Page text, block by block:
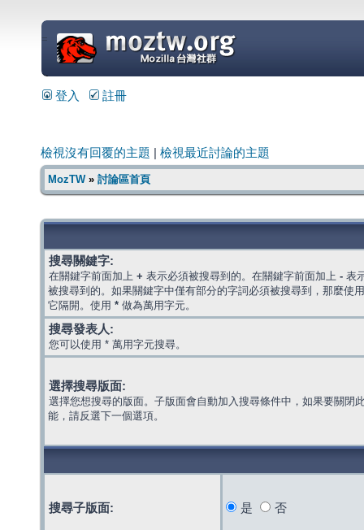
=
登入 註冊
檢視沒有回覆的主題 檢視最近討論的主題
MozTW» 討論區首頁
搜尋關鍵字:
在關鍵字前面加上 + 表示必須被搜尋到的。在關鍵字前面加上 - 表
被搜尋到的。如果關鍵字中僅有部分的字詞必須被搜尋到，那麼使
它隔開。使用 * 做為萬用字元。
搜尋發表人:
您可以使用 * 萬用字元搜尋。
選擇搜尋版面:
選擇您想搜尋的版面。子版面會自動加入搜尋條件中，如果要關閉
能，請反選下一個選項。
搜尋子版面: 是 否